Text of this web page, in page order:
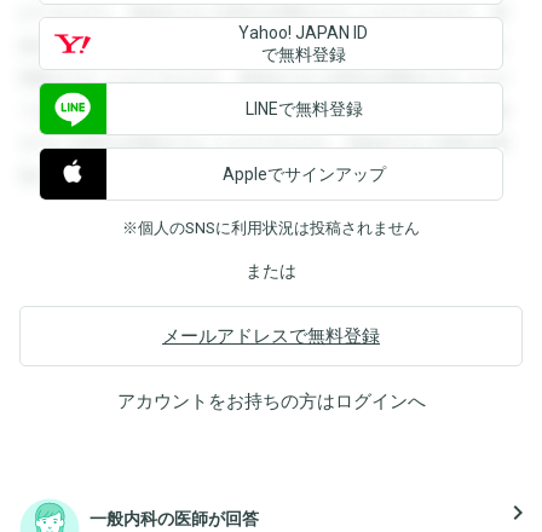
ができます。登録すると回答を閲覧することができます。登
録すると回答を閲覧することができます。登録すると回答を
閲覧することができます。登録すると回答を閲覧することが
できます。登録すると回答を閲覧することができます。登録
すると回答を閲覧することができます。登録すると回答を閲
覧することができます。
Yahoo! JAPAN ID
で無料登録
LINEで無料登録
Appleでサインアップ
※個人のSNSに利用状況は投稿されません
または
メールアドレスで無料登録
アカウントをお持ちの方はログインへ
一般内科の医師が回答 navigate_next